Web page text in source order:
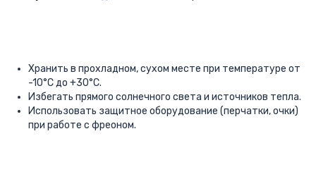
Хранить в прохладном, сухом месте при температуре от
-10°C до +30°C.
Избегать прямого солнечного света и источников тепла.
Использовать защитное оборудование (перчатки, очки)
при работе с фреоном.